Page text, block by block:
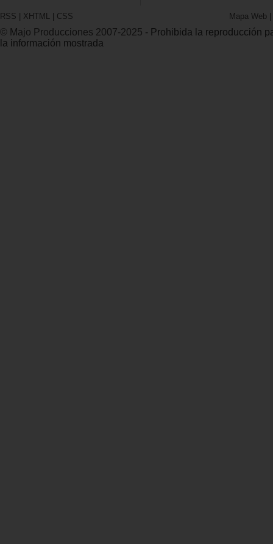
RSS | XHTML | CSS Mapa Web |
© Majo Producciones 2007-2025 - Prohibida la reproducción
la información mostrada